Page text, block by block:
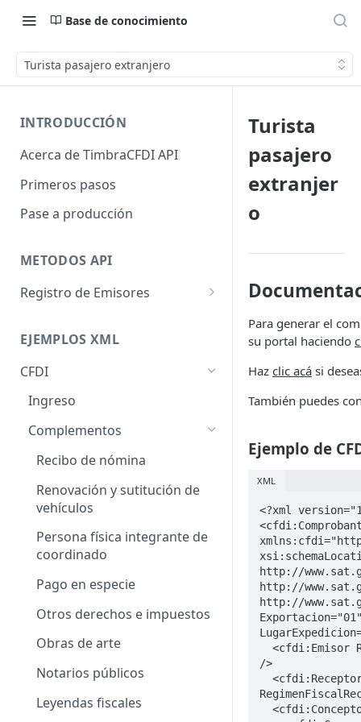
Base de conocimiento
Turista pasajero extranjero
INTRODUCCIÓN
Acerca de TimbraCFDI API
Primeros pasos
Pase a producción
METODOS API
Registro de Emisores
Asigna Timbres
Obtiene Timbres Disponibles
EJEMPLOS XML
CFDI
Ingreso
Complementos
Recibo de nómina
Renovación y sutitución de
vehículos
Persona física integrante de
coordinado
Pago en especie
Otros derechos e impuestos
Obras de arte
Notarios públicos
Leyendas fiscales
Turista
pasajero
extranjer
o
Para generar el
su portal haciendo
Haz clic acá si
También puedes
Ejemplo de
XML
<?xml
http://
http://
http://
/>